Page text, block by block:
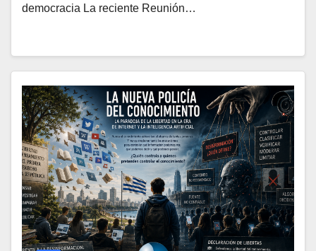
democracia La reciente Reunión…